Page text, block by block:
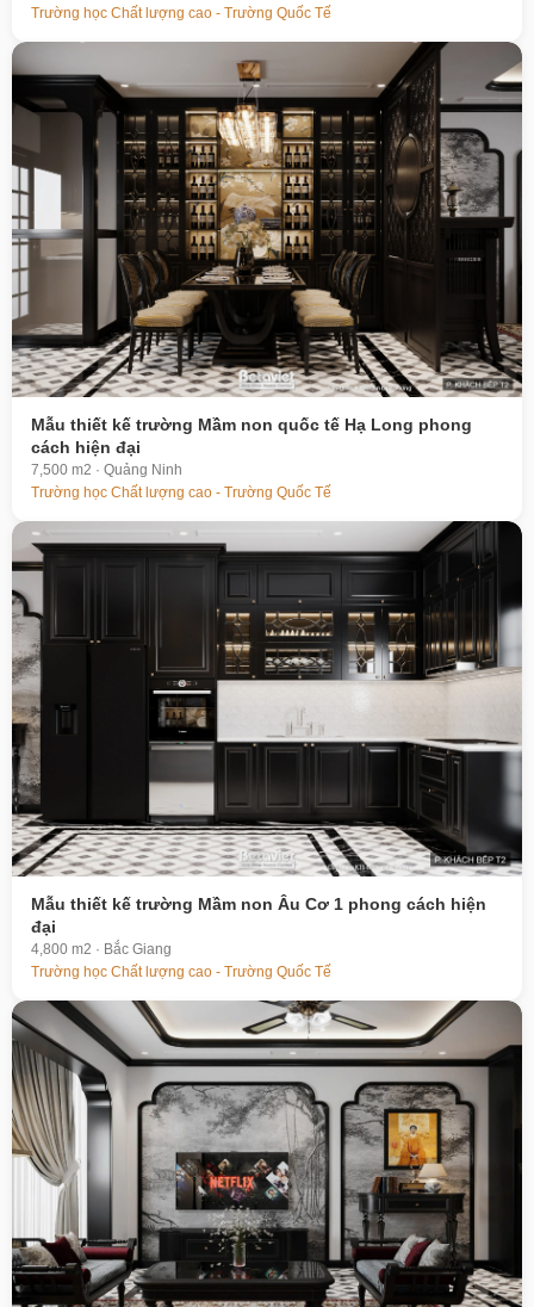
Trường học Chất lượng cao - Trường Quốc Tế
Mẫu thiết kế trường Mầm non quốc tế Hạ Long phong
cách hiện đại
7,500 m2 · Quảng Ninh
Trường học Chất lượng cao - Trường Quốc Tế
Mẫu thiết kế trường Mầm non Âu Cơ 1 phong cách hiện
đại
4,800 m2 · Bắc Giang
Trường học Chất lượng cao - Trường Quốc Tế